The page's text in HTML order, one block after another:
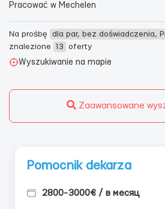
Pracować w Mechelen
Na prośbę dla par, bez doświadczenia,
znalezione
13
oferty
Wyszukiwanie na mapie
Zaawansowane
Pomocnik dekarza
2800-3000€ / в месяц